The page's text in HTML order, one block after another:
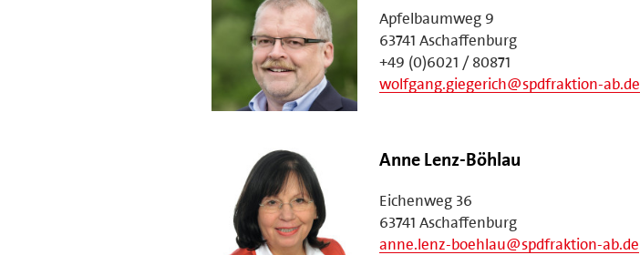
Apfelbaumweg 9
63741 Aschaffenburg
+49 (0)6021 / 80871
wolfgang.giegerich@spdfraktion-ab.de
Anne Lenz-Böhlau
Eichenweg 36
63741 Aschaffenburg
anne.lenz-boehlau@spdfraktion-ab.de